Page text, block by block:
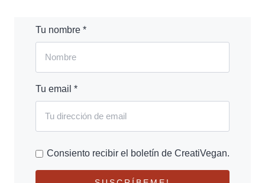
Tu nombre *
Tu email *
Consiento recibir el boletín de CreatiVegan.